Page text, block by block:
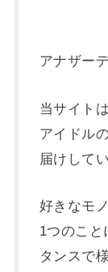
アナザー
当サイト
アイドル
届けして
好きなモ
1つのこと
タンスで